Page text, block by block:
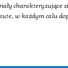
charakteryzujące
w każdym calu